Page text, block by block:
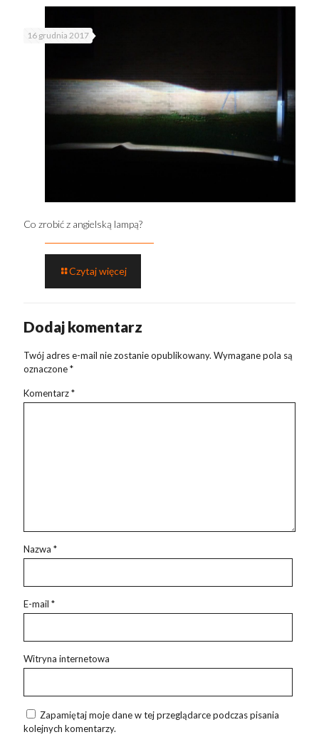
16 grudnia 2017
Co zrobić z angielską lampą?
Czytaj więcej
Dodaj komentarz
Twój adres e-mail nie zostanie opublikowany. Wymagane pola są
oznaczone*
Komentarz*
Nazwa *
E-mail *
Witryna internetowa
Zapamiętaj moje dane w tej przeglądarce podczas pisania
kolejnych komentarzy.